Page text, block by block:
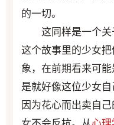
的一切。
这同样是一个关
这个故事里的少女
象，在前期看来可
是就好像这位少女
因为花心而出卖自